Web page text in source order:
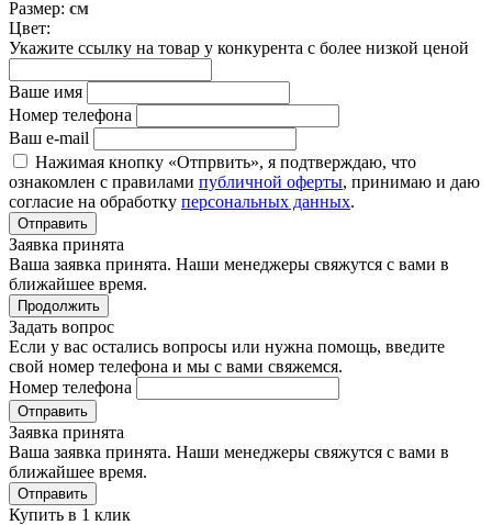
Размер: см
Цвет:
Укажите ссылку на товар у конкурента с более низкой ценой
Ваше имя
Номер телефона
Ваш e-mail
Нажимая кнопку «Отпрвить», я подтверждаю, что
ознакомлен с правилами публичной оферты, принимаю и даю
согласие на обработку персональных данных.
Отправить
Заявка принята
Ваша заявка принята. Наши менеджеры свяжутся с вами в
ближайшее время.
Продолжить
Задать вопрос
Если у вас остались вопросы или нужна помощь, введите
свой номер телефона и мы с вами свяжемся.
Номер телефона
Отправить
Заявка принята
Ваша заявка принята. Наши менеджеры свяжутся с вами в
ближайшее время.
Отправить
Купить в 1 клик